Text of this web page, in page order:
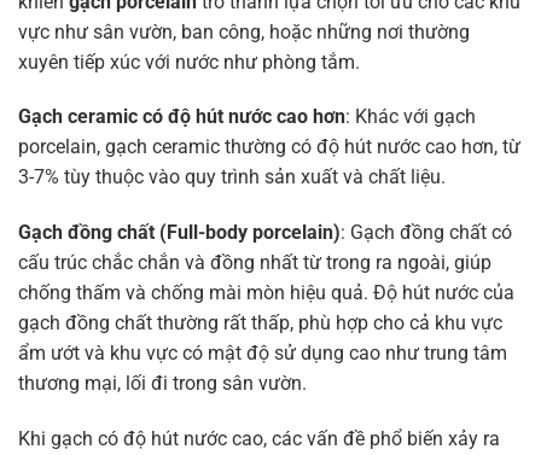
vực như sân vườn, ban công, hoặc những nơi thường
xuyên tiếp xúc với nước như phòng tắm.
Gạch ceramic có độ hút nước cao hơn: Khác với gạch
porcelain, gạch ceramic thường có độ hút nước cao hơn, từ
3-7% tùy thuộc vào quy trình sản xuất và chất liệu.
Gạch đồng chất (Full-body porcelain): Gạch đồng chất có
cấu trúc chắc chắn và đồng nhất từ trong ra ngoài, giúp
chống thấm và chống mài mòn hiệu quả. Độ hút nước của
gạch đồng chất thường rất thấp, phù hợp cho cả khu vực
ẩm ướt và khu vực có mật độ sử dụng cao như trung tâm
thương mại, lối đi trong sân vườn.
Khi gạch có độ hút nước cao, các vấn đề phổ biến xảy ra